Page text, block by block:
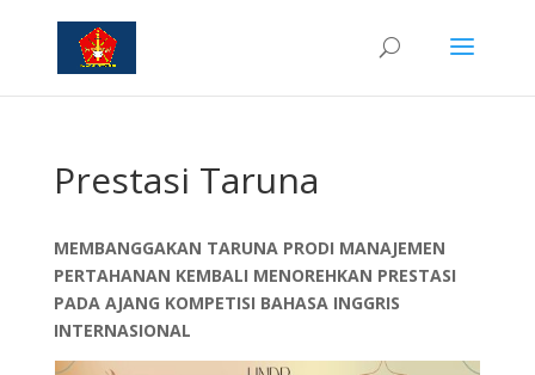
Prestasi Taruna
MEMBANGGAKAN TARUNA PRODI MANAJEMEN
PERTAHANAN KEMBALI MENOREHKAN PRESTASI
PADA AJANG KOMPETISI BAHASA INGGRIS
INTERNASIONAL